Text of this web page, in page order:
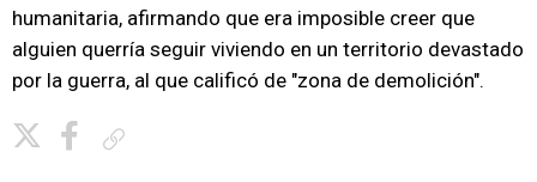
humanitaria, afirmando que era imposible creer que
alguien querría seguir viviendo en un territorio devastado
por la guerra, al que calificó de "zona de demolición".